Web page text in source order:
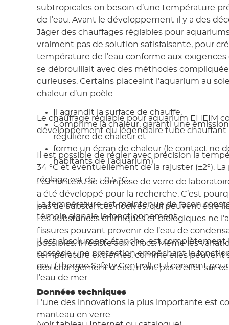
subtropicales on besoin d’une température
de l’eau. Avant le développement il y a des
Jäger des chauffages réglables pour
vraiment pas de solution satisfaisante, pour
température de l’eau conforme aux exigences
se débrouillait avec des méthodes
curieuses. Certains placeaint l’aquarium au
chaleur d’un poèle.
Le chauffage réglable pour aquarium EHEIM
développement du légendaire tube
Il est possible de régler avec précision la
34 °C et éventuellement de la rajuster (±2°).
réglage est de ± 0,5 °C.
La température est maintenue de façon
témoin signale le fonctionnement.
Il est absolument étanche, est complètement
possède une protection empêchant le
eau (Thermo Safety Control) et il convient pour
l’eau de mer.
L’une des innovations la plus importante est
manteau en verre:
Il agrandit la surface de chauffe,
Comprime la chaleur, garanti une
régulière de chaleur et
forme un écran de chaleur (le contact ne
habitants de l’aquarium).
Le manteau se compose de verre de
a été développé pour la recherche. C’est
pas de substances nocives, qui peuvent être
Les substances chimiques et biologiques ne
fissures pouvant provenir de l’eau de
possibles. Il résiste aux chocs. Même les
température extrêmes, comme elles peuvent
des changement d’eau, n’ont pas d’effet sur
Données techniques